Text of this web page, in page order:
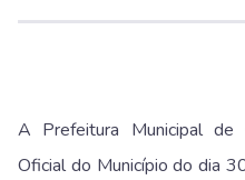
A Prefeitura Municipal de
Oficial do Município do dia